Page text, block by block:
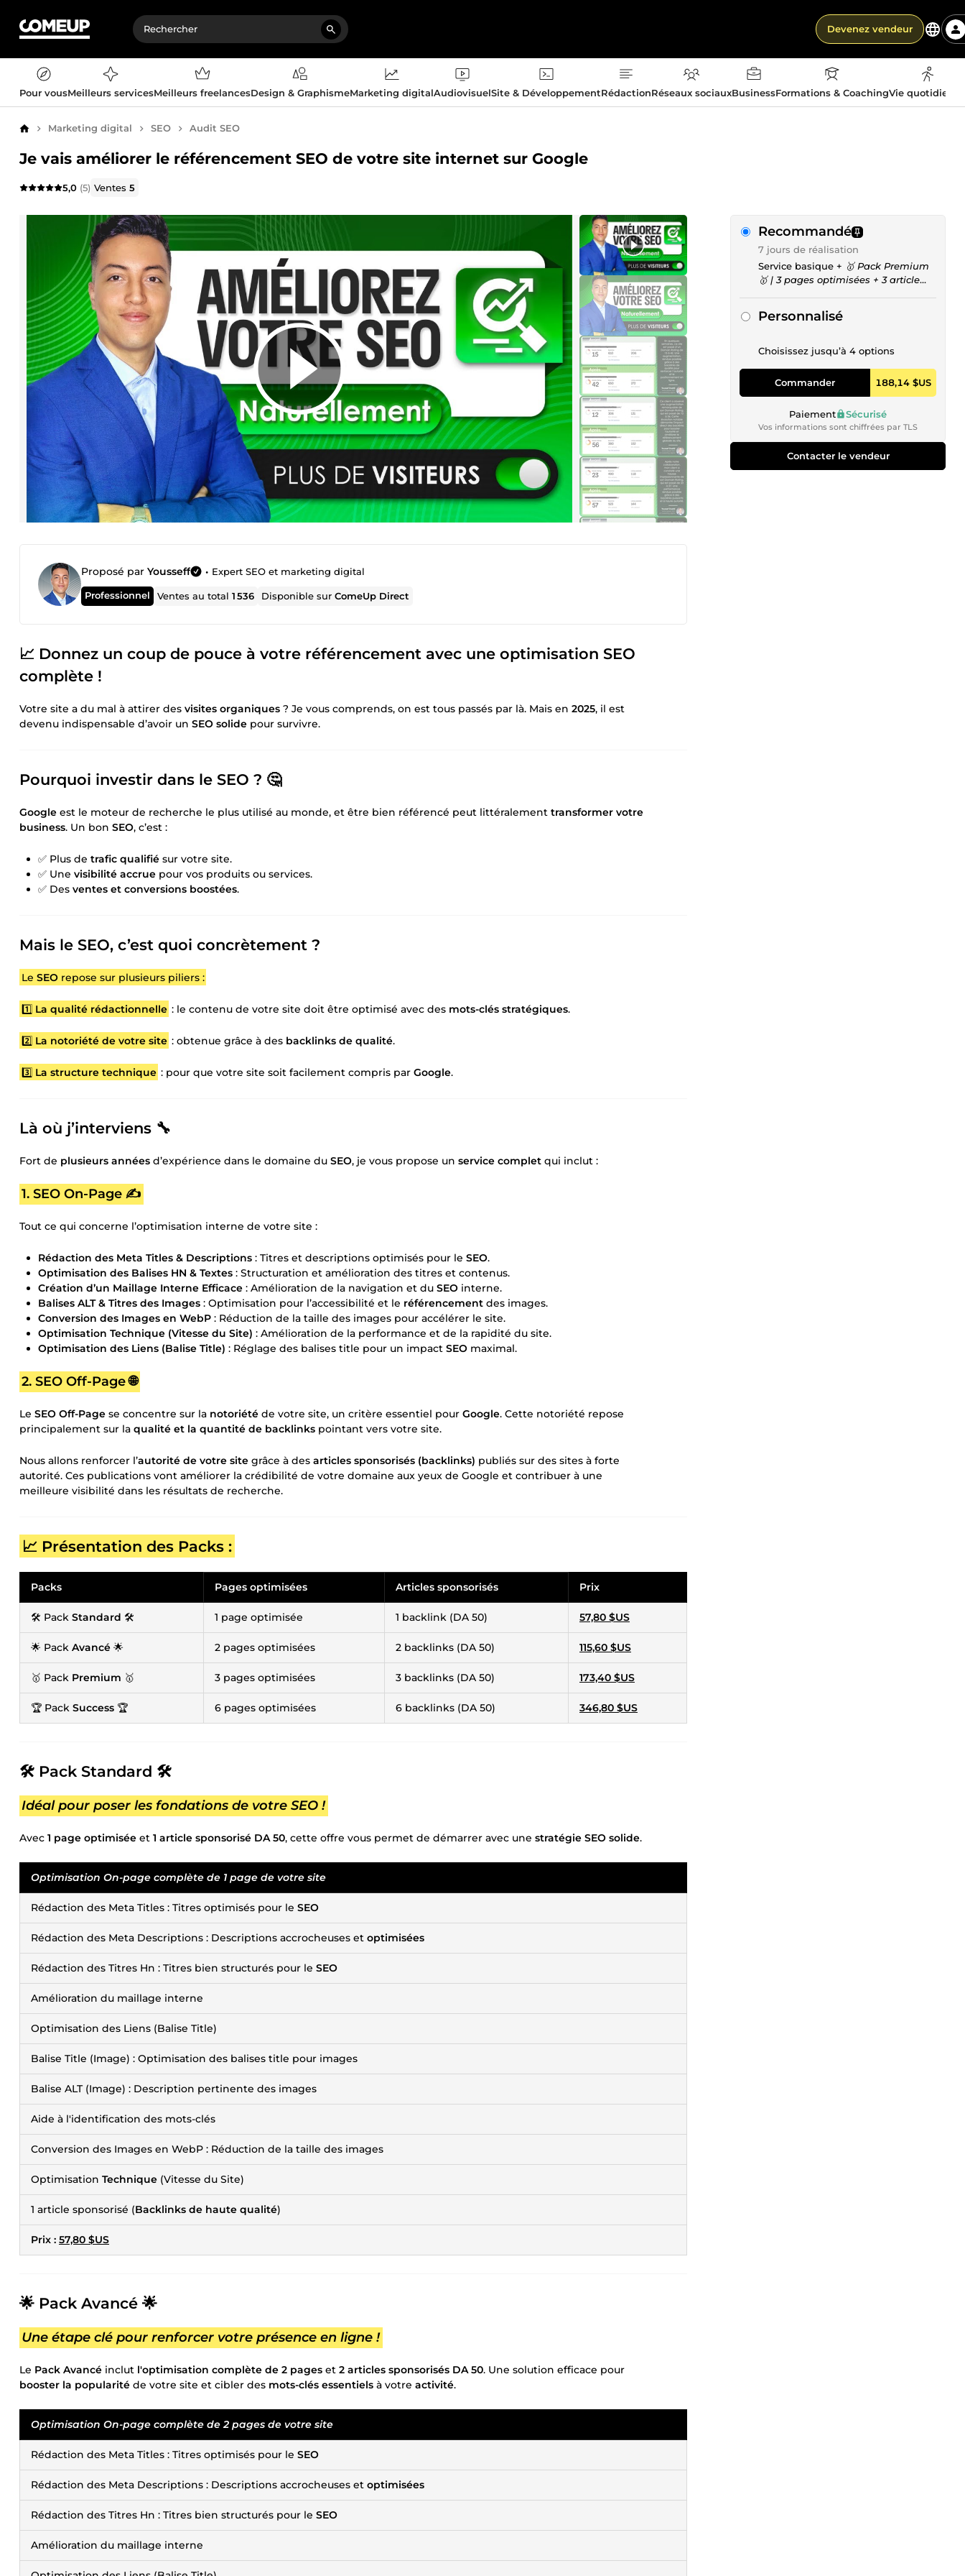
Devenez vendeur
Pour vousMeilleurs servicesMeilleurs freelancesDesign & GraphismeMarketing digitalAudiovisuelSite & DéveloppementRédactionRéseaux sociauxBusinessFormations & CoachingVie
AccueilMarketing digital SEO Audit SEO
Je vais améliorer le référencement SEO de votre site internet sur Google
5,0 (5) Ventes5
Proposé par Yousseff • Expert SEO et marketing digital
Professionnel Ventes au total1 536 Disponible surComeUp Direct
📈 Donnez un coup de pouce à votre référencement avec une optimisation SEO
complète !
Votre site a du mal à attirer des visites organiques ? Je vous comprends, on est tous passés par là. Mais en 2025, il est
devenu indispensable d’avoir un SEO solide pour survivre.
Pourquoi investir dans le SEO ? 🤔
Google est le moteur de recherche le plus utilisé au monde, et être bien référencé peut littéralement transformer votre
business. Un bon SEO, c’est :
✅ Plus de trafic qualifié sur votre site.
✅ Une visibilité accrue pour vos produits ou services.
✅ Des ventes et conversions boostées.
Mais le SEO, c’est quoi concrètement ?
Le SEOrepose sur plusieurs piliers :
1️⃣ La qualité rédactionnelle : le contenu de votre site doit être optimisé avec des mots-clés stratégiques.
2️⃣ La notoriété de votre site : obtenue grâce à des backlinks de qualité.
3️⃣ La structure technique : pour que votre site soit facilement compris parGoogle.
Là où j’interviens 🔧
Fort de plusieurs années d’expérience dans le domaine du SEO, je vous propose un service complet qui inclut :
1. SEO On-Page ✍️
Tout ce qui concerne l’optimisation interne de votre site :
Rédaction des Meta Titles & Descriptions : Titres et descriptions optimisés pour le SEO.
Optimisation des Balises HN & Textes : Structuration et amélioration des titres et contenus.
Création d’un Maillage Interne Efficace : Amélioration de la navigation et du SEO interne.
Balises ALT & Titres des Images : Optimisation pour l’accessibilité et le référencement des images.
Conversion des Images en WebP : Réduction de la taille des images pour accélérer le site.
Optimisation Technique (Vitesse du Site) : Amélioration de la performance et de la rapidité du site.
Optimisation des Liens (Balise Title) : Réglage des balises title pour un impact SEO maximal.
2. SEO Off-Page 🌐
Le SEO Off-Page se concentre sur la notoriété de votre site, un critère essentiel pour Google. Cette notoriété repose
principalement sur la qualité et la quantité de backlinks pointant vers votre site.
Nous allons renforcer l’autorité de votre site grâce à des articles sponsorisés (backlinks) publiés sur des sites à forte
autorité. Ces publications vont améliorer la crédibilité de votre domaine aux yeux de Google et contribuer à une
meilleure visibilité dans les résultats de recherche.
📈 Présentation des Packs :
Packs Pages optimisées Articles sponsorisés Prix
🛠️ Pack Standard 🛠️ 1 page optimisée 1 backlink (DA 50) 57,80 $US
🌟 Pack Avancé 🌟 2 pages optimisées 2 backlinks (DA 50) 115,60 $US
🥇 Pack Premium 🥇 3 pages optimisées 3 backlinks (DA 50) 173,40 $US
🏆 Pack Success 🏆 6 pages optimisées 6 backlinks (DA 50) 346,80 $US
🛠️ Pack Standard 🛠️
Idéal pour poser les fondations de votre SEO !
Avec 1 page optimisée et 1 article sponsorisé DA 50, cette offre vous permet de démarrer avec une stratégie SEO solide.
Optimisation On-page complète de 1 page de votre site
Rédaction des Meta Titles : Titres optimisés pour le SEO
Rédaction des Meta Descriptions : Descriptions accrocheuses et optimisées
Rédaction des Titres Hn : Titres bien structurés pour le SEO
Amélioration du maillage interne
Optimisation des Liens (Balise Title)
Balise Title (Image) : Optimisation des balises title pour images
Balise ALT (Image) : Description pertinente des images
Aide à l'identification des mots-clés
Conversion des Images en WebP : Réduction de la taille des images
Optimisation Technique (Vitesse du Site)
1 article sponsorisé (Backlinks de haute qualité)
Prix : 57,80 $US
🌟 Pack Avancé 🌟
Une étape clé pour renforcer votre présence en ligne !
Le Pack Avancé inclut l'optimisation complète de 2 pages et 2 articles sponsorisés DA 50. Une solution efficace pour
booster la popularité de votre site et cibler des mots-clés essentiels à votre activité.
Optimisation On-page complète de 2 pages de votre site
Rédaction des Meta Titles : Titres optimisés pour le SEO
Rédaction des Meta Descriptions : Descriptions accrocheuses et optimisées
Rédaction des Titres Hn : Titres bien structurés pour le SEO
Amélioration du maillage interne
Recommandé
7 jours de réalisation
Service basique + 🥇 Pack Premium
🥇 | 3 pages optimisées + 3 article
Personnalisé
Choisissez jusqu’à 4 options
Commander 188,14 $US
Paiement Sécurisé
Vos informations sont chiffrées par TLS
Contacter le vendeur